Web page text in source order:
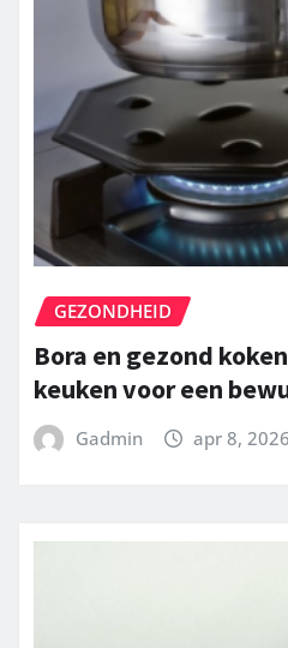
GEZONDHEID
Bora en gezond
keuken voor een
Gadmin apr 8, 2026